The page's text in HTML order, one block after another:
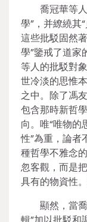
喬冠華等
學”，并繚繞其
這些批駁固然
學”鑒戒了道家
等人的批駁對
世冷淡的思惟
之中。除了馮
包含那時新哲
向。唯“唯物的
性”為重，論者
種哲學不雅念
忽客觀，而是
具有的物資性
顯然，當